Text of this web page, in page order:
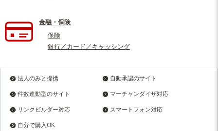
金融・保険
保険
銀行／カード／キャッシング
法人のみと提携 自動承認のサイト
件数連動型のサイト マーチャンダイザ対応
リンクビルダー対応 スマートフォン対応
自分で購入OK